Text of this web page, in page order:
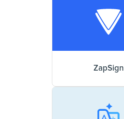
ZapSign